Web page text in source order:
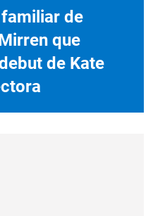
de
que
de Kate